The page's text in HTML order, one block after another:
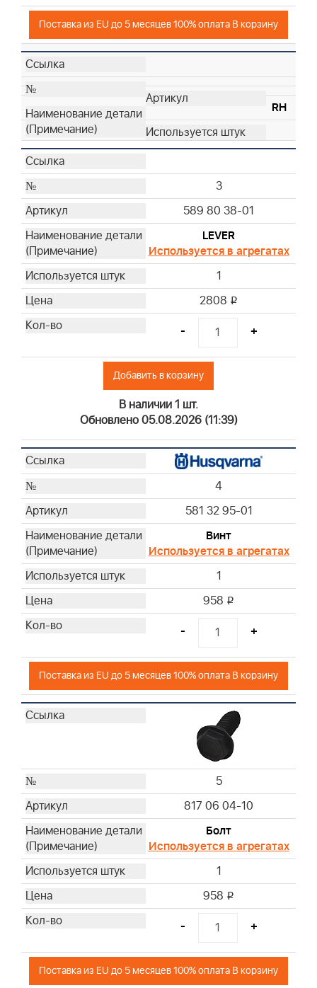
Поставка из EU до 5 месяцев 100% оплата В корзину
RH
3
589 80 38-01
LEVER
Используется в агрегатах
1
2808 i
- +
Добавить в корзину
В наличии 1 шт.
Обновлено 05.08.2026 (11:39)
4
581 32 95-01
Винт
Используется в агрегатах
1
958 i
- +
Поставка из EU до 5 месяцев 100% оплата В корзину
5
817 06 04-10
Болт
Используется в агрегатах
1
958 i
- +
Поставка из EU до 5 месяцев 100% оплата В корзину